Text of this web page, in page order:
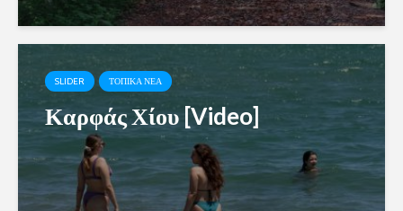
SLIDER ΤΟΠΙΚΑ ΝΕΑ
Καρφάς Χίου [Video]